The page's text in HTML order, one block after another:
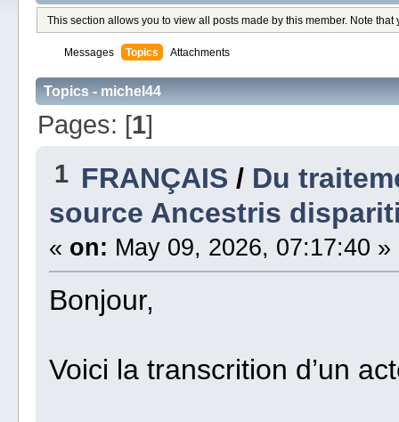
This section allows you to view all posts made by this member. Note
Messages Topics Attachments
Topics - michel44
Pages: [1]
1 FRANÇAIS / Du
source Ancestris
« on: May 09, 2026, 07:17:40 »
Bonjour,
Voici la transcrition d’un